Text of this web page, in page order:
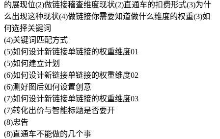
的展现位(2)做链接稽查维度现状(2)直通车的扣费形式(3)为什
么出现这种现状(4)做链接你需要知道做什么维度的权重(3)如
何选择关键词
(4)关键词匹配方式
(5)如何设计新链接单链接的权重维度01
(5)如何建立计划
(6)如何设计新链接单链接的权重维度02
(6)测好图后如何设置创意
(7)如何设计新链接单链接的权重维度03
(7)转化出价与智能标题是否要开
(8)忠告
(8)直通车不能做的几个事